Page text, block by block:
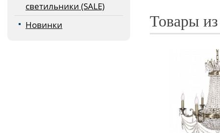
светильники (SALE)
Новинки
Товары